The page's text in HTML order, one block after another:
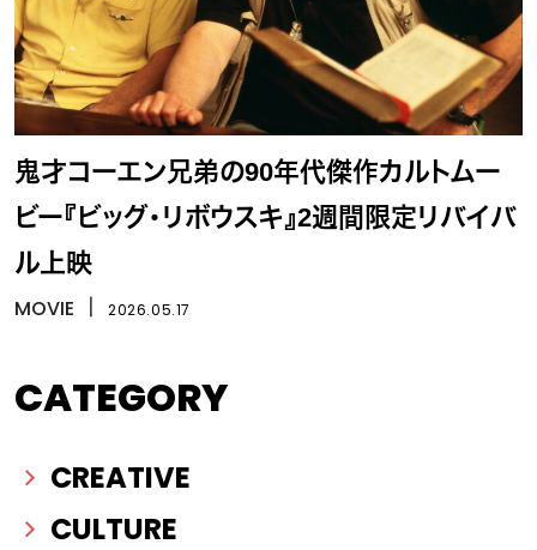
鬼才コーエン兄弟の90年代傑作カルトムー
ビー『ビッグ・リボウスキ』2週間限定リバイバ
ル上映
MOVIE 2026.05.17
CATEGORY
CREATIVE
CULTURE